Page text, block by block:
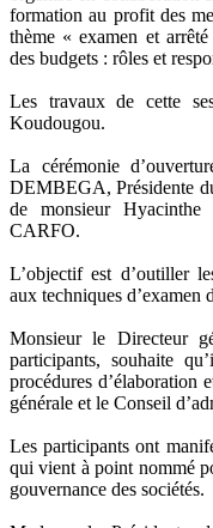
formation au profit des
thème « examen et
des budgets : rôles et
Les travaux de cette
Koudougou.
La cérémonie
DEMBEGA, Présidente
de monsieur
CARFO.
L’objectif est d’outiller
aux techniques d’examen
Monsieur le Directeur
participants, souhaite
procédures d’élaboration
générale et le Conseil
Les participants ont
qui vient à point nommé
gouvernance des sociétés.